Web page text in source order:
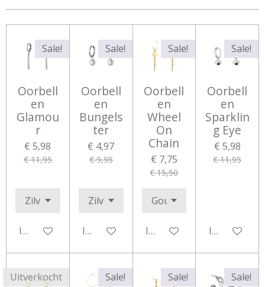
Sale!
Oorbell
en
Glamou
r
€ 5,98
€ 11,95
In winkelwagen
Sale!
Oorbell
en
Bungels
ter
€ 4,97
€ 9,95
In winkelwagen
Sale!
Oorbell
en
Wheel
On
Chain
€ 7,75
€ 15,50
In winkelwagen
Sale!
Oorbell
en
Sparklin
g Eye
€ 5,98
€ 11,95
In
Uitverkocht Sale! Sale! Sale!